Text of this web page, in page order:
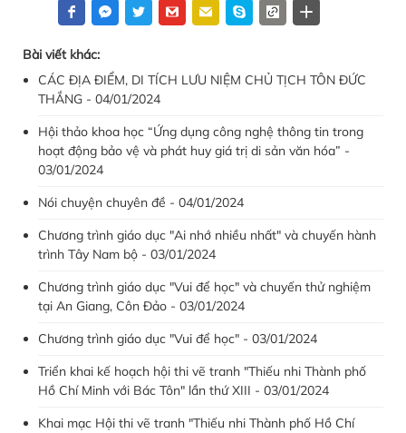
Bài viết khác:
CÁC ĐỊA ĐIỂM, DI TÍCH LƯU NIỆM CHỦ TỊCH TÔN ĐỨC
THẮNG - 04/01/2024
Hội thảo khoa học “Ứng dụng công nghệ thông tin trong
hoạt động bảo vệ và phát huy giá trị di sản văn hóa” -
03/01/2024
Nói chuyện chuyên đề - 04/01/2024
Chương trình giáo dục "Ai nhớ nhiều nhất" và chuyến hành
trình Tây Nam bộ - 03/01/2024
Chương trình giáo dục "Vui để học" và chuyến thử nghiệm
tại An Giang, Côn Đảo - 03/01/2024
Chương trình giáo dục "Vui để học" - 03/01/2024
Triển khai kế hoạch hội thi vẽ tranh "Thiếu nhi Thành phố
Hồ Chí Minh với Bác Tôn" lần thứ XIII - 03/01/2024
Khai mạc Hội thi vẽ tranh "Thiếu nhi Thành phố Hồ Chí